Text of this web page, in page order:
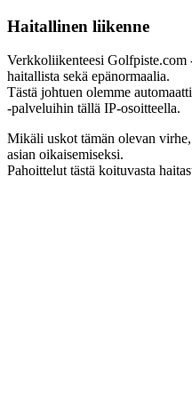
Haitallinen liikenne
Verkkoliikenteesi Golfpiste.com
haitallista sekä epänormaalia.
Tästä johtuen olemme
-palveluihin tällä IP-osoitteella.
Mikäli uskot tämän olevan
asian oikaisemiseksi.
Pahoittelut tästä koituvasta